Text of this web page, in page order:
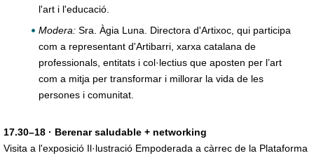
l'art i l'educació.
Modera: Sra. Àgia Luna. Directora d'Artixoc, qui participa
com a representant d'Artibarri, xarxa catalana de
professionals, entitats i col·lectius que aposten per l’art
com a mitja per transformar i millorar la vida de les
persones i comunitat.
17.30–18 · Berenar saludable + networking
Visita a l'exposició Il·lustració Empoderada a càrrec de la Plataforma